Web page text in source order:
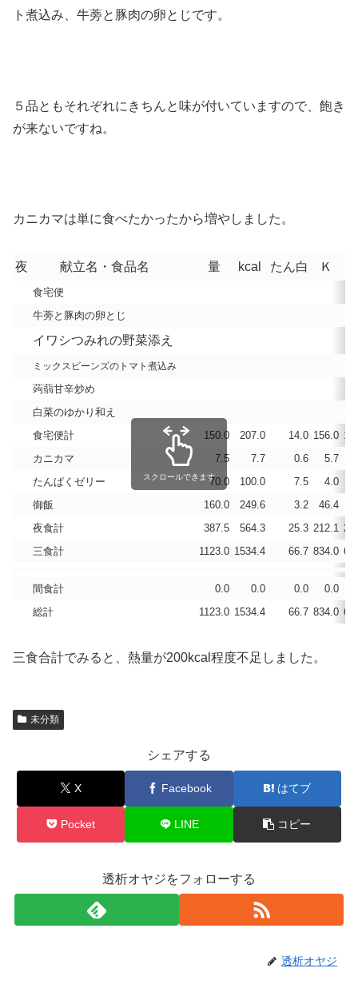
ト煮込み、牛蒡と豚肉の卵とじです。
５品ともそれぞれにきちんと味が付いていますので、飽き
が来ないですね。
カニカマは単に食べたかったから増やしました。
夜 献立名・食品名 量 kcal たん白 Ｋ
食宅便
牛蒡と豚肉の卵とじ
イワシつみれの野菜添え
ミックスビーンズのトマト煮込み
蒟蒻甘辛炒め
白菜のゆかり和え
食宅便計
150.0 207.0 14.0 156.0
カニカマ
7.5 7.7 0.6 5.7
たんぱくゼリー
70.0 100.0 7.5 4.0
御飯
160.0 249.6 3.2 46.4
夜食計
387.5 564.3 25.3 212.1
三食計
1123.0 1534.4 66.7 834.0
間食計 0.0 0.0 0.0 0.0
総計
1123.0 1534.4 66.7 834.0
スクロールできます
三食合計でみると、熱量が200kcal程度不足しました。
未分類
シェアする
X Facebook はてブ
Pocket LINE コピー
透析オヤジをフォローする
透析オヤジ